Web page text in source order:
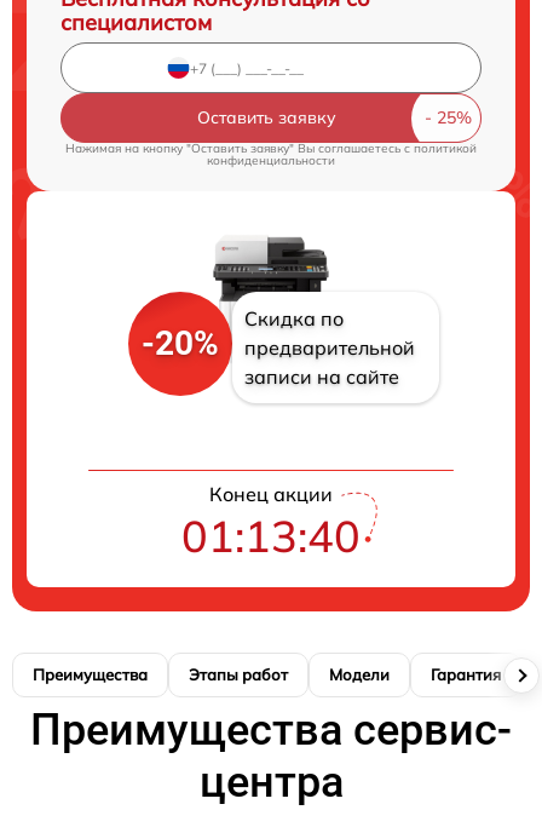
специалистом
Оставить заявку
Нажимая на кнопку "Оставить заявку" Вы соглашаетесь cполитикой
конфиденциальности
-20%
Скидка по
предварительной
записи на сайте
Конец акции
01:13:40
Преимущества Этапы работ Модели Гарантия
Преимущества сервис-
центра